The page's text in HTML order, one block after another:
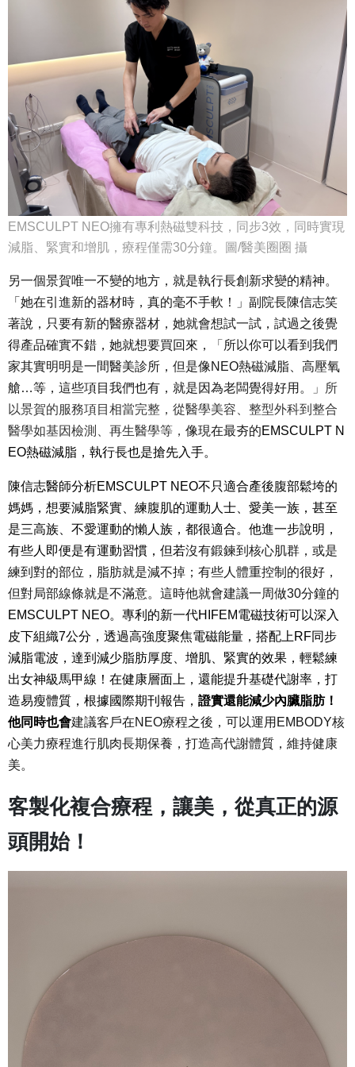
EMSCULPT NEO擁有專利熱磁雙科技，同步3效，同時實現
減脂、緊實和增肌，療程僅需30分鐘。圖/醫美圈圈 攝
另一個景賀唯一不變的地方，就是執行長創新求變的精神。
「她在引進新的器材時，真的毫不手軟！」副院長陳信志笑
著說，只要有新的醫療器材，她就會想試一試，試過之後覺
得產品確實不錯，她就想要買回來，
「 所以你可以看到我們
家其實明明是一間醫美診所，但是像NEO熱磁減脂、高壓氧
艙…等，這些項目我們也有，就是因為老闆覺得好用。
」所
以景賀的服務項目相當完整，從醫學美容、整型外科到整合
醫學如基因檢測、再生醫學等， 像現在最夯的EMSCULPT N
EO熱磁減脂，執行長也是搶先入手。
陳信志醫師分析EMSCULPT NEO不只適合產後腹部鬆垮的
媽媽，想要減脂緊實、練腹肌的運動人士、愛美一族，甚至
是三高族、不愛運動的懶人族，都很適合。他進一步說明，
有些人即便是有運動習慣，但若沒有鍛鍊到核心肌群，或是
練到對的部位，脂肪就是減不掉；有些人體重控制的很好，
但對局部線條就是不滿意。這時他就會建議一周做30分鐘的
EMSCULPT NEO。專利的新一代HIFEM電磁技術可以深入
皮下組織7公分，透過高強度聚焦電磁能量，搭配上RF同步
減脂電波，達到減少脂肪厚度、增肌、緊實的效果，輕鬆練
出女神級馬甲線！在健康層面上，還能提升基礎代謝率，打
造易瘦體質， 根據國際期刊報告， 證實還能減少內臟脂肪！
他同時也會建議客戶在NEO療程之後，可以運用EMBODY核
心美力療程進行肌肉長期保養，打造高代謝體質，維持健康
美。
客製化複合療程，讓美，從真正的源
頭開始！